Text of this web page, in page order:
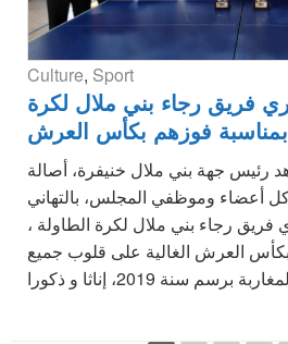
Culture, Sport
فريق رجاء بني ملال لكرة
بمناسبة فوزهم بكأس العرش
رئيس جهة بني ملال خنيفرة، أصالة
أعضاء وموظفي المجلس، بالتهاني
رجاء بني ملال لكرة الطاولة ،
العرش الغالية على قلوب جميع